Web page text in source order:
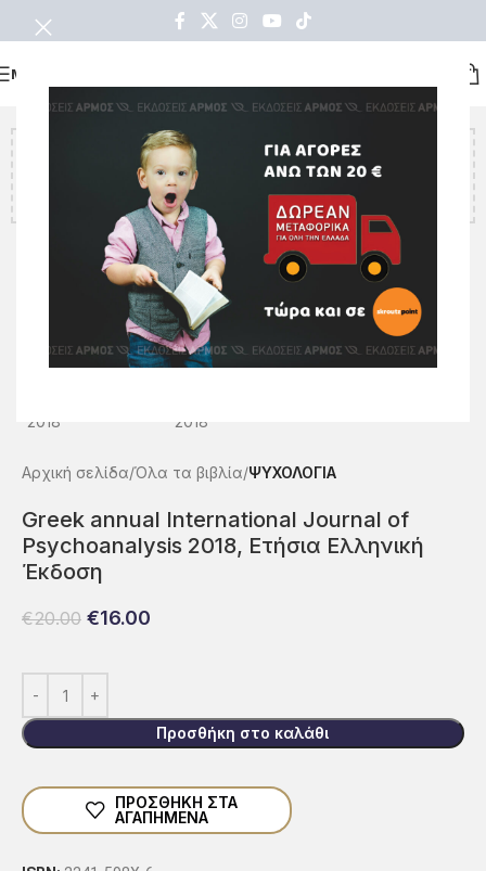
ΜΕΝΟΥ
Υπολείπονται ακόμα€
για να κερδίσετε δωρεάν
Αρχική σελίδα Όλα τα βιβλία ΨΥΧΟΛΟΓΙΑ
Greek annual International Journal of
Psychoanalysis 2018, Ετήσια Ελληνική
Έκδοση
€20.00 €16.00
Προσθήκη στο καλάθι
ΠΡΟΣΘΗΚΗ ΣΤΑ
ΑΓΑΠΗΜΕΝΑ